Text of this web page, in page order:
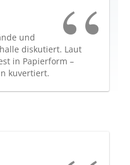
und
diskutiert. Laut
in Papierform –
kuvertiert.